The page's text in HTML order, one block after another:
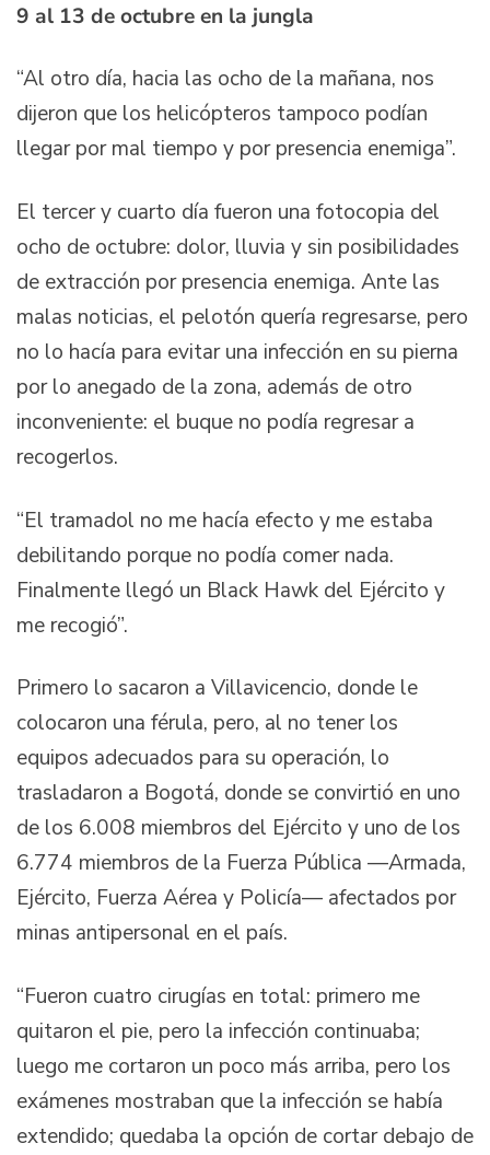
9 al 13 de octubre en la jungla
“Al otro día, hacia las ocho de la mañana, nos
dijeron que los helicópteros tampoco podían
llegar por mal tiempo y por presencia enemiga”.
El tercer y cuarto día fueron una fotocopia del
ocho de octubre: dolor, lluvia y sin posibilidades
de extracción por presencia enemiga. Ante las
malas noticias, el pelotón quería regresarse, pero
no lo hacía para evitar una infección en su pierna
por lo anegado de la zona, además de otro
inconveniente: el buque no podía regresar a
recogerlos.
“El tramadol no me hacía efecto y me estaba
debilitando porque no podía comer nada.
Finalmente llegó un Black Hawk del Ejército y
me recogió”.
Primero lo sacaron a Villavicencio, donde le
colocaron una férula, pero, al no tener los
equipos adecuados para su operación, lo
trasladaron a Bogotá, donde se convirtió en uno
de los 6.008 miembros del Ejército y uno de los
6.774 miembros de la Fuerza Pública —Armada,
Ejército, Fuerza Aérea y Policía— afectados por
minas antipersonal en el país.
“Fueron cuatro cirugías en total: primero me
quitaron el pie, pero la infección continuaba;
luego me cortaron un poco más arriba, pero los
exámenes mostraban que la infección se había
extendido; quedaba la opción de cortar debajo de